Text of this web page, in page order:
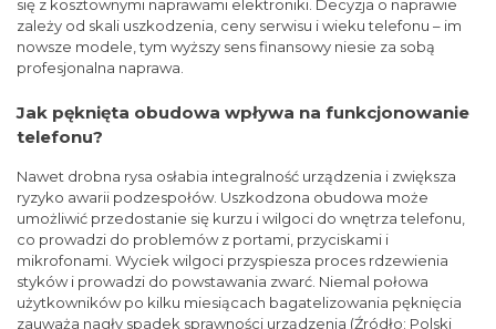
się z kosztownymi naprawami elektroniki. Decyzja o naprawie
zależy od skali uszkodzenia, ceny serwisu i wieku telefonu – im
nowsze modele, tym wyższy sens finansowy niesie za sobą
profesjonalna naprawa.
Jak pęknięta obudowa wpływa na funkcjonowanie
telefonu?
Nawet drobna rysa osłabia integralność urządzenia i zwiększa
ryzyko awarii podzespołów. Uszkodzona obudowa może
umożliwić przedostanie się kurzu i wilgoci do wnętrza telefonu,
co prowadzi do problemów z portami, przyciskami i
mikrofonami. Wyciek wilgoci przyspiesza proces rdzewienia
styków i prowadzi do powstawania zwarć. Niemal połowa
użytkowników po kilku miesiącach bagatelizowania pęknięcia
zauważa nagły spadek sprawności urządzenia (Źródło: Polski